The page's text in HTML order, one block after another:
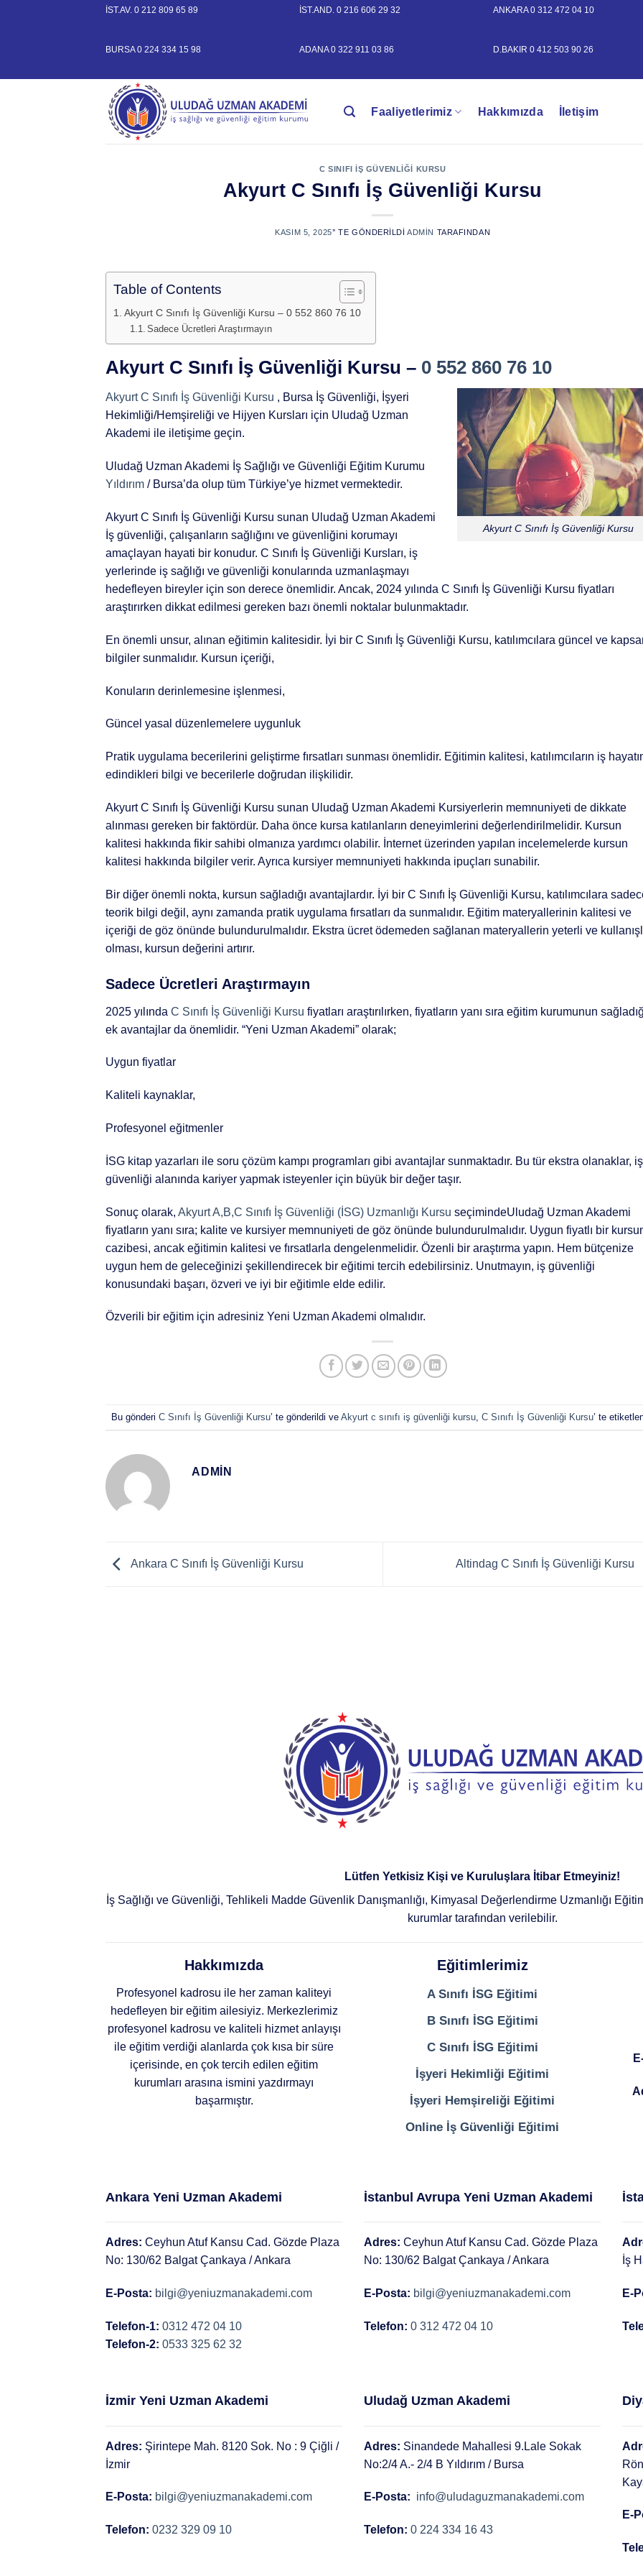
İST.AV. 0 212 809 65 89 İST.AND. 0 216 606 29 32 ANKARA0 312 472 04 10
BURSA0 224 334 15 98 ADANA0 322 911 03 86 D.BAKIR 0 412 503 90 26
Faaliyetlerimiz Hakkımızda İletişim
C SINIFI İŞ GÜVENLIĞI KURSU
Akyurt C Sınıfı İş Güvenliği Kursu
KASIM 5, 2025’' TE GÖNDERILDI ADMIN TARAFINDAN
Table of Contents
Akyurt C Sınıfı İş Güvenliği Kursu – 0 552 860 76 10
Sadece Ücretleri Araştırmayın
Akyurt C Sınıfı İş Güvenliği Kursu – 0 552 860 76 10
Akyurt C Sınıfı İş Güvenliği Kursu
Akyurt C Sınıfı İş Güvenliği Kursu , Bursa İş Güvenliği, İşyeri
Hekimliği/Hemşireliği ve Hijyen Kursları için Uludağ Uzman
Akademi ile iletişime geçin.
Uludağ Uzman Akademi İş Sağlığı ve Güvenliği Eğitim Kurumu
Yıldırım / Bursa’da olup tüm Türkiye’ye hizmet vermektedir.
Akyurt C Sınıfı İş Güvenliği Kursu sunan Uludağ Uzman Akademi
İş güvenliği, çalışanların sağlığını ve güvenliğini korumayı
amaçlayan hayati bir konudur. C Sınıfı İş Güvenliği Kursları, iş
yerlerinde iş sağlığı ve güvenliği konularında uzmanlaşmayı
hedefleyen bireyler için son derece önemlidir. Ancak, 2024 yılında C Sınıfı İş Güvenliği Kursu fiyatları
araştırırken dikkat edilmesi gereken bazı önemli noktalar bulunmaktadır.
En önemli unsur, alınan eğitimin kalitesidir. İyi bir C Sınıfı İş Güvenliği Kursu, katılımcılara güncel ve
bilgiler sunmalıdır. Kursun içeriği,
Konuların derinlemesine işlenmesi,
Güncel yasal düzenlemelere uygunluk
Pratik uygulama becerilerini geliştirme fırsatları sunması önemlidir. Eğitimin kalitesi, katılımcıların iş
edindikleri bilgi ve becerilerle doğrudan ilişkilidir.
Akyurt C Sınıfı İş Güvenliği Kursu sunan Uludağ Uzman Akademi Kursiyerlerin memnuniyeti de dikkate
alınması gereken bir faktördür. Daha önce kursa katılanların deneyimlerini değerlendirilmelidir. Kursun
kalitesi hakkında fikir sahibi olmanıza yardımcı olabilir. İnternet üzerinden yapılan incelemelerde kursun
kalitesi hakkında bilgiler verir. Ayrıca kursiyer memnuniyeti hakkında ipuçları sunabilir.
Bir diğer önemli nokta, kursun sağladığı avantajlardır. İyi bir C Sınıfı İş Güvenliği Kursu, katılımcılara
teorik bilgi değil, aynı zamanda pratik uygulama fırsatları da sunmalıdır. Eğitim materyallerinin kalitesi ve
içeriği de göz önünde bulundurulmalıdır. Ekstra ücret ödemeden sağlanan materyallerin yeterli ve
olması, kursun değerini artırır.
Sadece Ücretleri Araştırmayın
2025 yılında C Sınıfı İş Güvenliği Kursu fiyatları araştırılırken, fiyatların yanı sıra eğitim kurumunun
ek avantajlar da önemlidir. “Yeni Uzman Akademi” olarak;
Uygun fiyatlar
Kaliteli kaynaklar,
Profesyonel eğitmenler
İSG kitap yazarları ile soru çözüm kampı programları gibi avantajlar sunmaktadır. Bu tür ekstra olanaklar, iş
güvenliği alanında kariyer yapmak isteyenler için büyük bir değer taşır.
Sonuç olarak, Akyurt A,B,C Sınıfı İş Güvenliği (İSG) Uzmanlığı Kursu seçimindeUludağ Uzman Akademi
fiyatların yanı sıra; kalite ve kursiyer memnuniyeti de göz önünde bulundurulmalıdır. Uygun fiyatlı bir
cazibesi, ancak eğitimin kalitesi ve fırsatlarla dengelenmelidir. Özenli bir araştırma yapın. Hem bütçenize
uygun hem de geleceğinizi şekillendirecek bir eğitimi tercih edebilirsiniz. Unutmayın, iş güvenliği
konusundaki başarı, özveri ve iyi bir eğitimle elde edilir.
Özverili bir eğitim için adresiniz Yeni Uzman Akademi olmalıdır.
Bu gönderi C Sınıfı İş Güvenliği Kursu’ te gönderildi ve Akyurt c sınıfı iş güvenliği kursu, C Sınıfı İş Güvenliği Kursu’ te
ADMIN
Ankara C Sınıfı İş Güvenliği Kursu Altindag C Sınıfı İş Güvenliği Kursu
Lütfen Yetkisiz Kişi ve Kuruluşlara İtibar Etmeyiniz!
İş Sağlığı ve Güvenliği, Tehlikeli Madde Güvenlik Danışmanlığı, Kimyasal Değerlendirme Uzmanlığı
kurumlar tarafından verilebilir.
Hakkımızda
Profesyonel kadrosu ile her zaman kaliteyi
hedefleyen bir eğitim ailesiyiz. Merkezlerimiz
profesyonel kadrosu ve kaliteli hizmet anlayışı
ile eğitim verdiği alanlarda çok kısa bir süre
içerisinde, en çok tercih edilen eğitim
kurumları arasına ismini yazdırmayı
başarmıştır.
Eğitimlerimiz
A Sınıfı İSG Eğitimi
B Sınıfı İSG Eğitimi
C Sınıfı İSG Eğitimi
İşyeri Hekimliği Eğitimi
İşyeri Hemşireliği Eğitimi
Online İş Güvenliği Eğitimi
Ankara Yeni Uzman Akademi
Adres: Ceyhun Atuf Kansu Cad. Gözde Plaza
No: 130/62 Balgat Çankaya / Ankara
E-Posta: bilgi@yeniuzmanakademi.com
Telefon-1: 0312 472 04 10
Telefon-2: 0533 325 62 32
İstanbul Avrupa Yeni Uzman Akademi
Adres: Ceyhun Atuf Kansu Cad. Gözde Plaza
No: 130/62 Balgat Çankaya / Ankara
E-Posta: bilgi@yeniuzmanakademi.com
Telefon: 0 312 472 04 10
İş
E-
İzmir Yeni Uzman Akademi
Adres: Şirintepe Mah. 8120 Sok. No : 9 Çiğli /
İzmir
E-Posta: bilgi@yeniuzmanakademi.com
Telefon: 0232 329 09 10
Uludağ Uzman Akademi
Adres: Sinandede Mahallesi 9.Lale Sokak
No:2/4 A.- 2/4 B Yıldırım / Bursa
E-Posta: info@uludaguzmanakademi.com
Telefon: 0 224 334 16 43
E-